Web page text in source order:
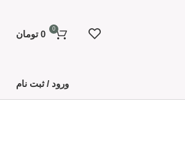
0
0 تومان
ورود / ثبت نام